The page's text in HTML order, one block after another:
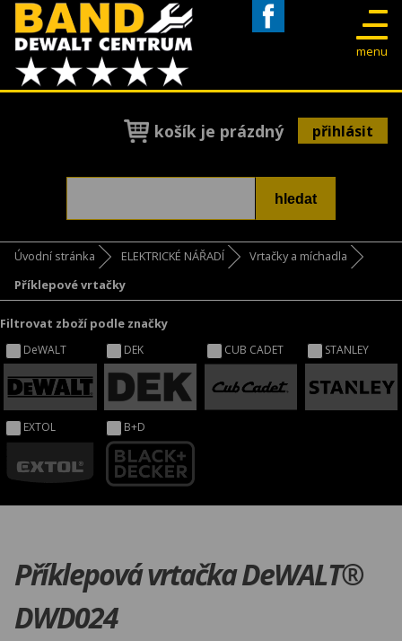
menu
košík je prázdný přihlásit
Úvodní stránka ELEKTRICKÉ NÁŘADÍ
Vrtačky a míchadla
Příklepové vrtačky
Filtrovat zboží podle značky
DeWALT DEK CUB CADET STANLEY
EXTOL B+D
Příklepová vrtačka DeWALT®
DWD024